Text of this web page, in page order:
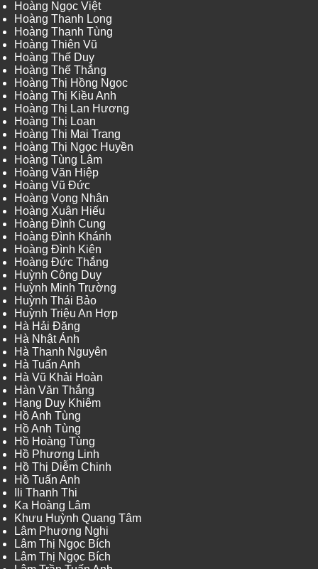
Hoàng Ngọc Việt
Hoàng Thanh Long
Hoàng Thanh Tùng
Hoàng Thiên Vũ
Hoàng Thế Duy
Hoàng Thế Thắng
Hoàng Thị Hồng Ngọc
Hoàng Thị Kiều Anh
Hoàng Thị Lan Hương
Hoàng Thị Loan
Hoàng Thị Mai Trang
Hoàng Thị Ngọc Huyền
Hoàng Tùng Lâm
Hoàng Văn Hiệp
Hoàng Vũ Đức
Hoàng Vọng Nhân
Hoàng Xuân Hiếu
Hoàng Đình Cung
Hoàng Đình Khánh
Hoàng Đình Kiên
Hoàng Đức Thắng
Huỳnh Công Duy
Huỳnh Minh Trường
Huỳnh Thái Bảo
Huỳnh Triệu An Hợp
Hà Hải Đăng
Hà Nhật Ánh
Hà Thanh Nguyên
Hà Tuấn Anh
Hà Vũ Khải Hoàn
Hàn Văn Thắng
Hạng Duy Khiêm
Hồ Anh Tùng
Hồ Anh Tùng
Hồ Hoàng Tùng
Hồ Phương Linh
Hồ Thị Diễm Chinh
Hồ Tuấn Anh
Ili Thanh Thi
Ka Hoàng Lâm
Khưu Huỳnh Quang Tâm
Lâm Phương Nghi
Lâm Thị Ngọc Bích
Lâm Thị Ngọc Bích